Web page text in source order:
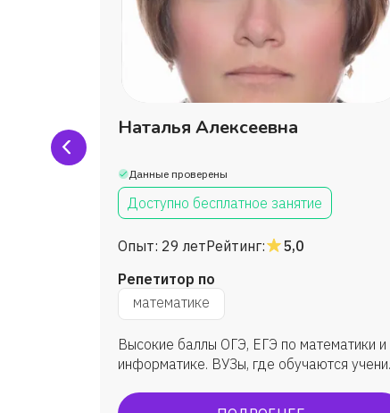
Наталья Алексеевна
Данные проверены
Доступно бесплатное занятие
Опыт: 29 летРейтинг:
5,0
Репетитор по
математике
Высокие баллы ОГЭ, ЕГЭ по математики и
информатике. ВУЗы, где обучаются ученик:
мехмат) и др.